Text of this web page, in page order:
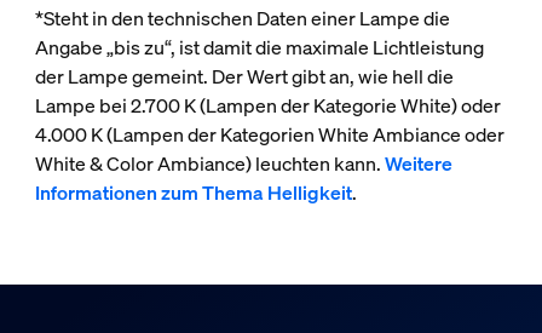
*Steht in den technischen Daten einer Lampe die
Angabe „bis zu“, ist damit die maximale Lichtleistung
der Lampe gemeint. Der Wert gibt an, wie hell die
Lampe bei 2.700 K (Lampen der Kategorie White) oder
4.000 K (Lampen der Kategorien White Ambiance oder
White & Color Ambiance) leuchten kann.Weitere
Informationen zum Thema Helligkeit.